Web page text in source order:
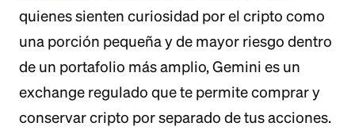
quienes sienten curiosidad por el cripto como
una porción pequeña y de mayor riesgo dentro
de un portafolio más amplio, Gemini es un
exchange regulado que te permite comprar y
conservar cripto por separado de tus acciones.